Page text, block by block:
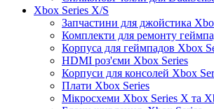
Xbox Series X/S
Запчастини для джойстика
Комплекти для ремонту
Корпуса для геймпадов Xbox
HDMI роз'єми Xbox Series
Корпуси для консолей Xbox
Плати Xbox Series
Мікросхеми Xbox Series X та